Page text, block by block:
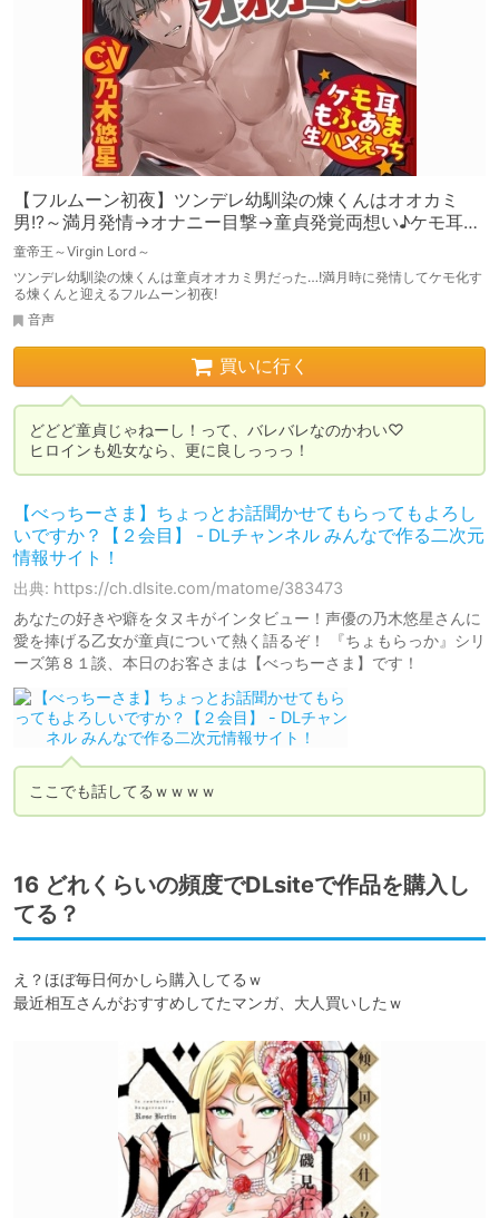
【フルムーン初夜】ツンデレ幼馴染の煉くんはオオカミ
男!?～満月発情→オナニー目撃→童貞発覚両想い♪ケモ耳も
ふあま生ハメえっち～【煉君、そこは穴じゃないってば
童帝王～Virgin Lord～
ツンデレ幼馴染の煉くんは童貞オオカミ男だった…!満月時に発情してケモ化す
る煉くんと迎えるフルムーン初夜!
音声
買いに行く
どどど童貞じゃねーし！って、バレバレなのかわい♡
ヒロインも処女なら、更に良しっっっ！
【べっちーさま】ちょっとお話聞かせてもらってもよろし
いですか？【２会目】 - DLチャンネル みんなで作る二次元
情報サイト！
出典: https://ch.dlsite.com/matome/383473
あなたの好きや癖をタヌキがインタビュー！声優の乃木悠星さんに
愛を捧げる乙女が童貞について熱く語るぞ！ 『ちょもらっか』シリ
ーズ第８１談、本日のお客さまは【べっちーさま】です！
ここでも話してるｗｗｗｗ
16 どれくらいの頻度でDLsiteで作品を購入し
てる？
え？ほぼ毎日何かしら購入してるｗ
最近相互さんがおすすめしてたマンガ、大人買いしたｗ